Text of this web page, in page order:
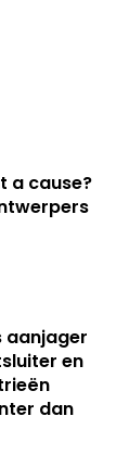
a cause?
aanjager
en
dan